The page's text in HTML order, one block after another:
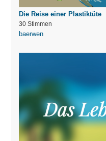
Die Reise einer Plastiktüte
30 Stimmen
baerwen